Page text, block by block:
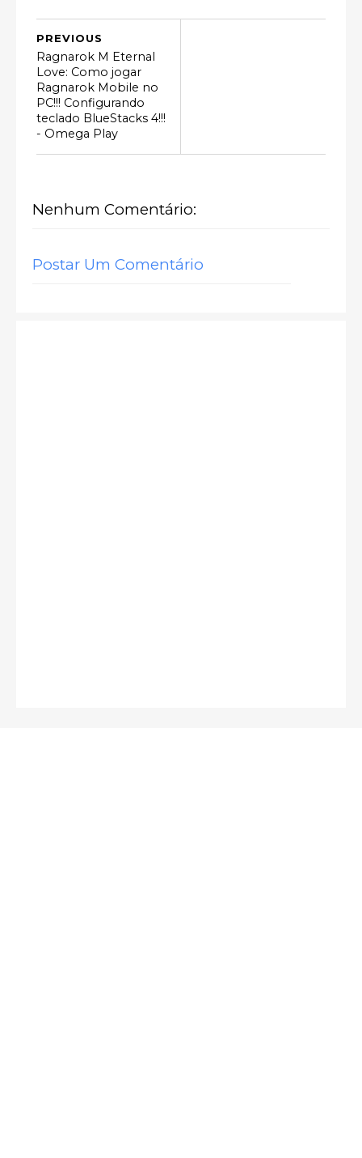
PREVIOUS
Ragnarok M Eternal
Love: Como jogar
Ragnarok Mobile no
PC!!! Configurando
teclado BlueStacks 4!!!
- Omega Play
Nenhum Comentário:
Postar Um Comentário